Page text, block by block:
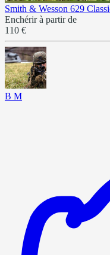
Smith & Wesson 629
Enchérir à partir de
110 €
B M